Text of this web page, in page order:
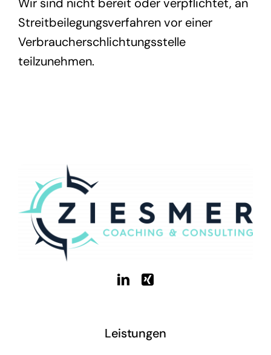
Streitbeilegungsverfahren vor einer
Verbraucherschlichtungsstelle
teilzunehmen.
Leistungen